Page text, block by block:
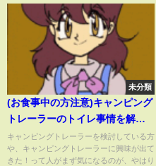
未分類
(お食事中の方注意)キャンピング
トレーラーのトイレ事情を解
説！使用準備と後始末紹介でハ
プニング！
キャンピングトレーラーを検討している方
や、キャンピングトレーラーに興味が出て
きた！って人がまず気になるのが、やはり